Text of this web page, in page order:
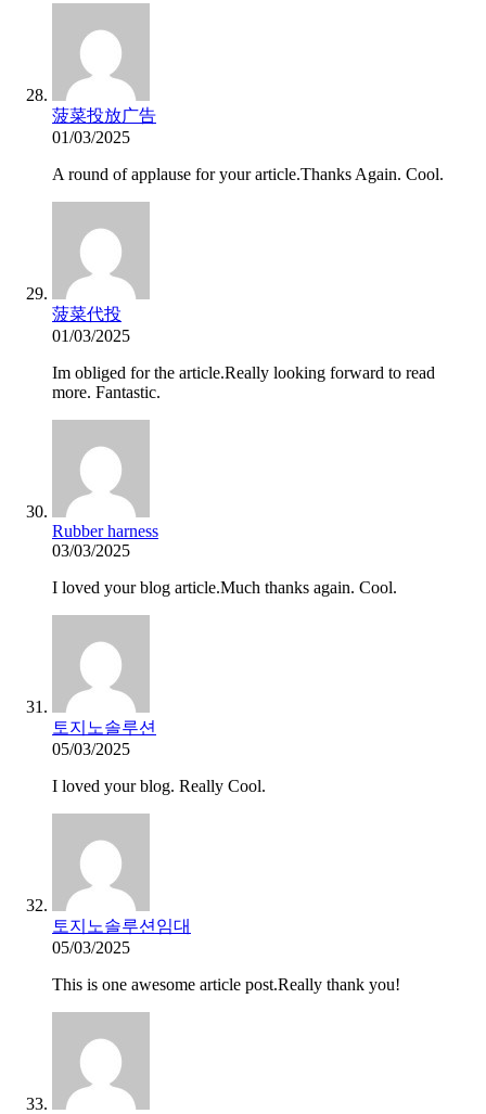
菠菜投放广告
01/03/2025
A round of applause for your article.Thanks Again. Cool.
菠菜代投
01/03/2025
Im obliged for the article.Really looking forward to read
more. Fantastic.
Rubber harness
03/03/2025
I loved your blog article.Much thanks again. Cool.
토지노솔루션
05/03/2025
I loved your blog. Really Cool.
토지노솔루션임대
05/03/2025
This is one awesome article post.Really thank you!